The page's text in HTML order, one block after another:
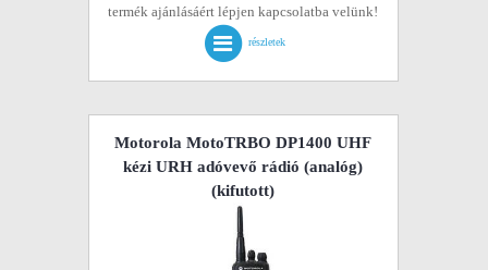
termék ajánlásáért lépjen kapcsolatba velünk!
részletek
Motorola MotoTRBO DP1400 UHF
kézi URH adóvevő rádió (analóg)
(kifutott)